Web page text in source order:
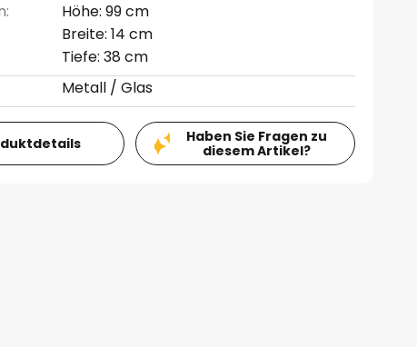
Höhe: 99 cm
Breite: 14 cm
Tiefe: 38 cm
Metall / Glas
Haben Sie Fragen zu
diesem Artikel?